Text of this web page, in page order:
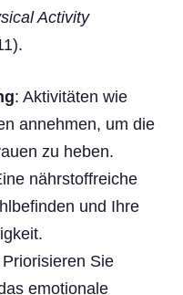
Activity
: Aktivitäten wie
annehmen, um die
zu heben.
nährstoffreiche
und Ihre
Priorisieren Sie
emotionale